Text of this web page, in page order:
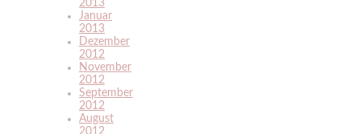
2013
Januar
2013
Dezember
2012
November
2012
September
2012
August
2012